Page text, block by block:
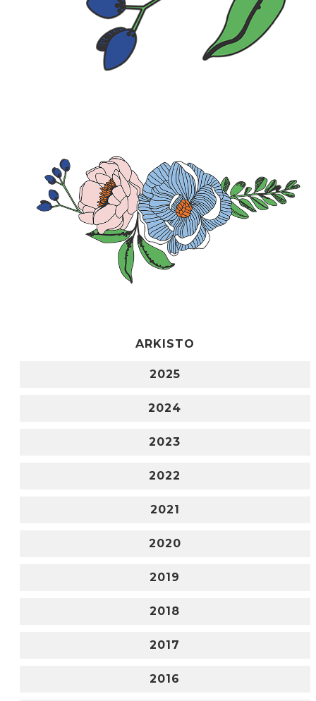
ARKISTO
2025
2024
2023
2022
2021
2020
2019
2018
2017
2016